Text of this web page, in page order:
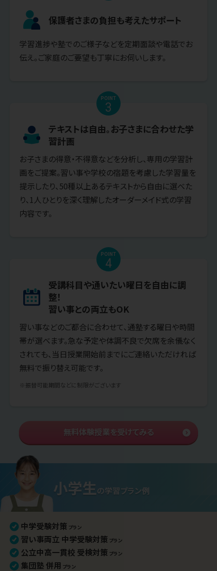
保護者さまの負担も考えたサポート
学習進捗や塾でのご様子などを定期面談や電話でお
伝え。ご家庭のご要望も丁寧にお伺いします。
POINT
3
テキストは自由。お子さまに合わせた学
習計画
お子さまの得意・不得意などを分析し、専用の学習計
画をご提案。習い事や学校の宿題を考慮した学習量を
提示したり、50種以上あるテキストから自由に選べた
り、1人ひとりを深く理解したオーダーメイド式の学習
内容です。
POINT
4
受講科目や通いたい曜日を自由に調
整！
習い事との両立もOK
習い事などのご都合に合わせて、通塾する曜日や時間
帯が選べます。急な予定や体調不良で欠席を余儀なく
されても、当日授業開始前までにご連絡いただければ
無料で振り替え可能です。
※振替可能期間などに制限がございます
無料体験授業を受けてみる
小学生の学習プラン例
中学受験対策 プラン
習い事両立 中学受験対策 プラン
公立中高一貫校 受検対策 プラン
集団塾 併用 プラン